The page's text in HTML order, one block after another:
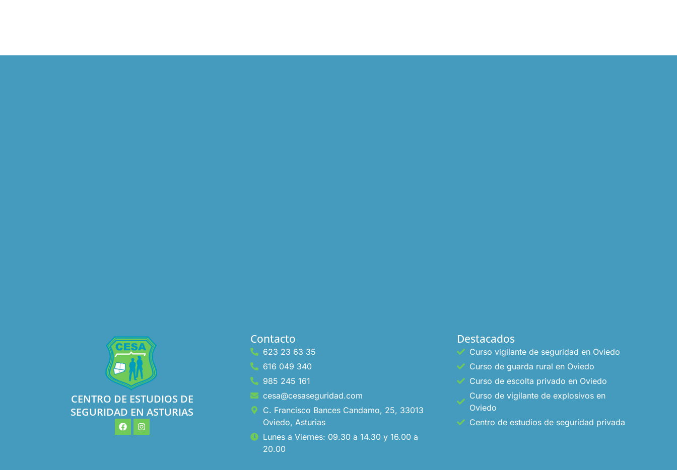
CENTRO DE ESTUDIOS DE
SEGURIDAD EN ASTURIAS
Contacto
623 23 63 35
616 049 340
985 245 161
cesa@cesaseguridad.com
C. Francisco Bances Candamo, 25, 33013
Oviedo, Asturias
Lunes a Viernes: 09.30 a 14.30 y 16.00 a
20.00
Destacados
Curso vigilante de seguridad en Oviedo
Curso de guarda rural en Oviedo
Curso de escolta privado en Oviedo
Curso de vigilante de explosivos en
Oviedo
Centro de estudios de seguridad privada